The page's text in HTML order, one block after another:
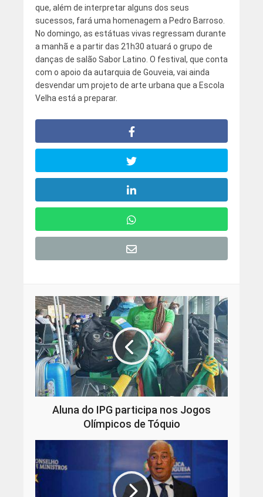
que, além de interpretar alguns dos seus
sucessos, fará uma homenagem a Pedro Barroso.
No domingo, as estátuas vivas regressam durante
a manhã e a partir das 21h30 atuará o grupo de
danças de salão Sabor Latino. O festival, que conta
com o apoio da autarquia de Gouveia, vai ainda
desvendar um projeto de arte urbana que a Escola
Velha está a preparar.
Aluna do IPG participa nos Jogos
Olímpicos de Tóquio